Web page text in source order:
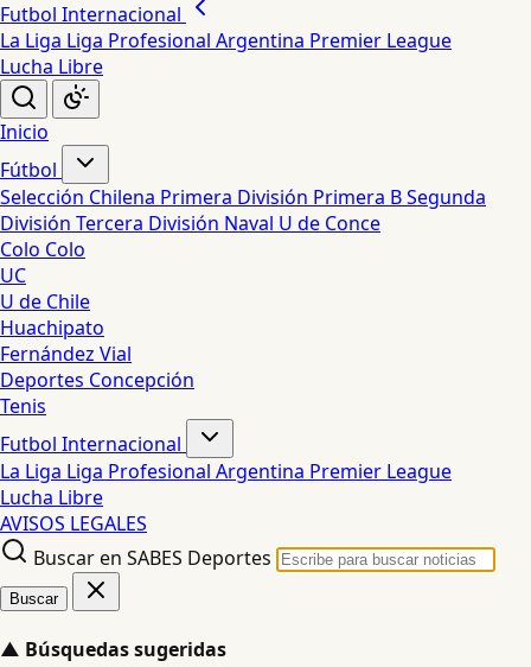
Futbol Internacional
La Liga Liga Profesional Argentina Premier League
Lucha Libre
Inicio
Fútbol
Selección Chilena Primera División Primera BSegunda
División Tercera División Naval U de Conce
Colo Colo
UC
U de Chile
Huachipato
Fernández Vial
Deportes Concepción
Tenis
Futbol Internacional
La Liga Liga Profesional Argentina Premier League
Lucha Libre
AVISOS LEGALES
Buscar en SABES Deportes
Buscar
▲ Búsquedas sugeridas